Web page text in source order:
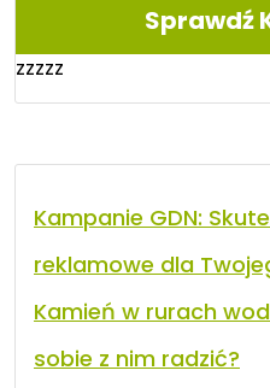
Sprawdź
zzzzz
Kampanie GDN:
reklamowe dla
Kamień w rurach
sobie z nim radzić?